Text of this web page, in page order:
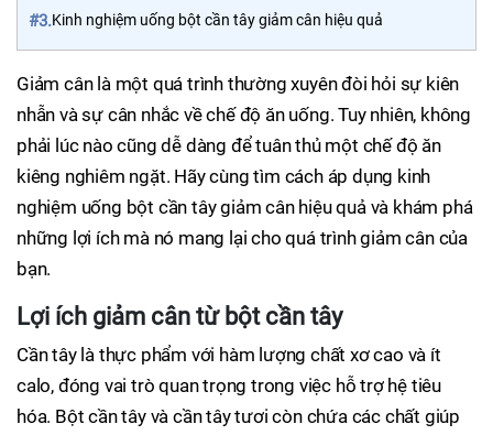
#3.Kinh nghiệm uống bột cần tây giảm cân hiệu quả
Giảm cân là một quá trình thường xuyên đòi hỏi sự kiên
nhẫn và sự cân nhắc về chế độ ăn uống. Tuy nhiên, không
phải lúc nào cũng dễ dàng để tuân thủ một chế độ ăn
kiêng nghiêm ngặt. Hãy cùng tìm cách áp dụng kinh
nghiệm uống bột cần tây giảm cân hiệu quả và khám phá
những lợi ích mà nó mang lại cho quá trình giảm cân của
bạn.
Lợi ích giảm cân từ bột cần tây
Cần tây là thực phẩm với hàm lượng chất xơ cao và ít
calo, đóng vai trò quan trọng trong việc hỗ trợ hệ tiêu
hóa. Bột cần tây và cần tây tươi còn chứa các chất giúp